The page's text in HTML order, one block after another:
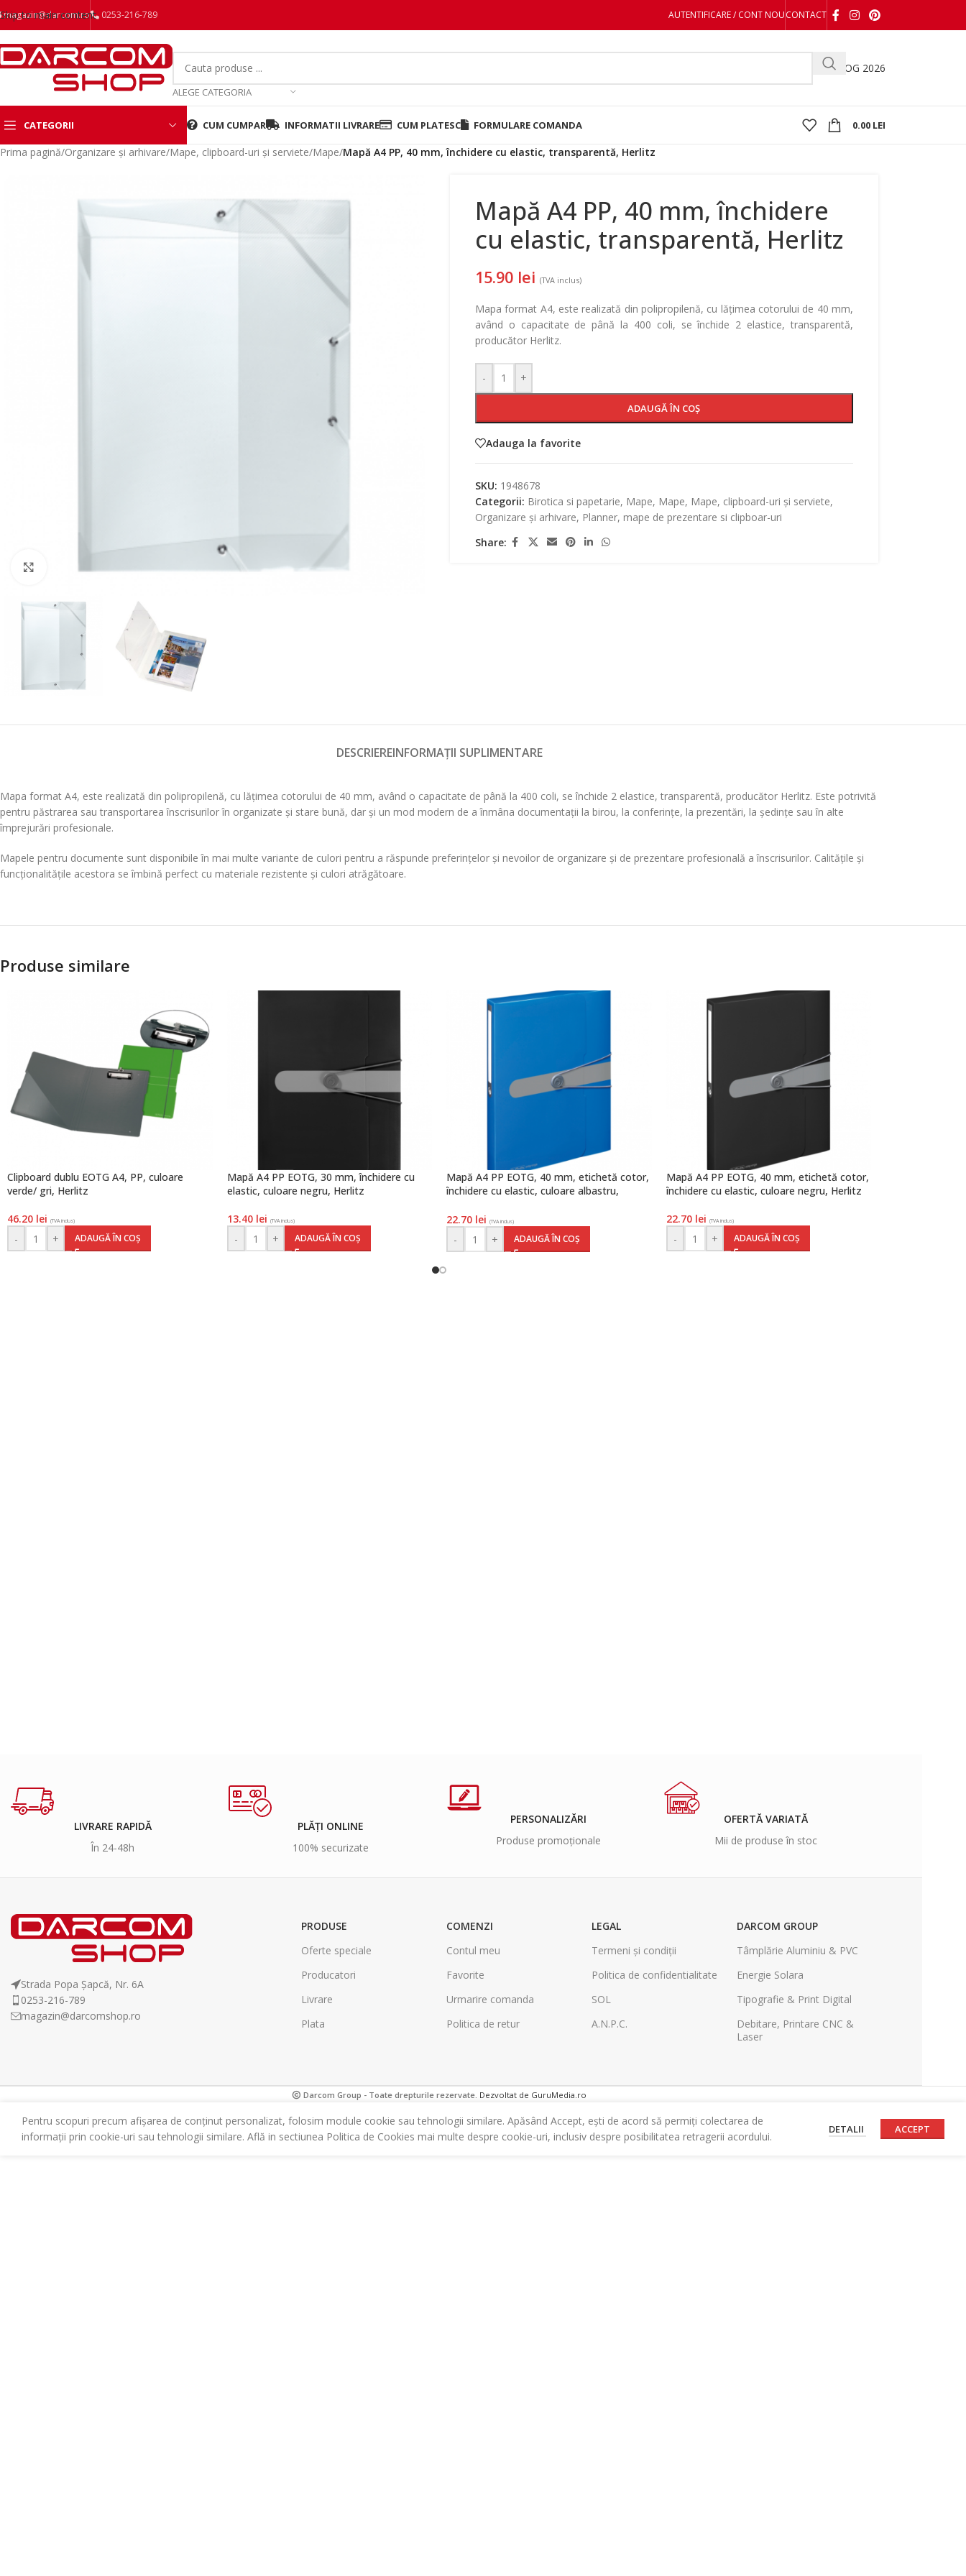
Skip to main content
magazin@darcom.ro 0253-216-789 AUTENTIFICARE / CONT NOUCONTACT
ALEGE CATEGORIA
CATALOG 2026
CATEGORII CUM CUMPAR INFORMATII LIVRARE CUM PLATESC FORMULARE COMANDA 0.00 LEI
Prima pagină/Organizare și arhivare/Mape, clipboard-uri și serviete/Mape/Mapă A4 PP, 40 mm, închidere cu elastic, transparentă, Herlitz
Mapă A4 PP, 40 mm, închidere
cu elastic, transparentă, Herlitz
15.90 lei (TVA inclus)
Mapa format A4, este realizată din polipropilenă, cu lățimea cotorului de 40 mm,
având o capacitate de până la 400 coli, se închide 2 elastice, transparentă,
producător Herlitz.
- +
ADAUGĂ ÎN COȘ
Adauga la favorite
SKU: 1948678
Categorii: Birotica si papetarie, Mape, Mape, Mape, clipboard-uri și serviete,
Organizare și arhivare, Planner, mape de prezentare si clipboar-uri
Share:
DESCRIEREINFORMAȚII SUPLIMENTARE
Mapa format A4, este realizată din polipropilenă, cu lățimea cotorului de 40 mm, având o capacitate de până la 400 coli, se închide 2 elastice, transparentă, producător Herlitz. Este potrivită
pentru păstrarea sau transportarea înscrisurilor în organizate și stare bună, dar și un mod modern de a înmâna documentații la birou, la conferințe, la prezentări, la ședințe sau în alte
împrejurări profesionale.
Mapele pentru documente sunt disponibile în mai multe variante de culori pentru a răspunde preferințelor și nevoilor de organizare și de prezentare profesională a înscrisurilor. Calitățile și
funcționalitățile acestora se îmbină perfect cu materiale rezistente și culori atrăgătoare.
Produse similare
Clipboard dublu EOTG A4, PP, culoare
verde/ gri, Herlitz
46.20 lei (TVA inclus)
- + ADAUGĂ ÎN COȘ
Mapă A4 PP EOTG, 30 mm, închidere cu
elastic, culoare negru, Herlitz
13.40 lei (TVA inclus)
- + ADAUGĂ ÎN COȘ
Mapă A4 PP EOTG, 40 mm, etichetă cotor,
închidere cu elastic, culoare albastru,
22.70 lei (TVA inclus)
- + ADAUGĂ ÎN COȘ
Mapă A4 PP EOTG, 40 mm, etichetă cotor,
închidere cu elastic, culoare negru, Herlitz
22.70 lei (TVA inclus)
- + ADAUGĂ ÎN COȘ
LIVRARE RAPIDĂ
În 24-48h
PLĂȚI ONLINE
100% securizate
PERSONALIZĂRI
Produse promoționale
OFERTĂ VARIATĂ
Mii de produse în stoc
Strada Popa Șapcă, Nr. 6A
0253-216-789
magazin@darcomshop.ro
PRODUSE
Oferte speciale
Producatori
Livrare
Plata
COMENZI
Contul meu
Favorite
Urmarire comanda
Politica de retur
LEGAL
Termeni și condiții
Politica de confidentialitate
SOL
A.N.P.C.
DARCOM GROUP
Tâmplărie Aluminiu & PVC
Energie Solara
Tipografie & Print Digital
Debitare, Printare CNC &
Laser
Darcom Group - Toate drepturile rezervate. Dezvoltat de GuruMedia.ro
Pentru scopuri precum afișarea de conținut personalizat, folosim module cookie sau tehnologii similare. Apăsând Accept, ești de acord să permiți colectarea de
informații prin cookie-uri sau tehnologii similare. Află in sectiunea Politica de Cookies mai multe despre cookie-uri, inclusiv despre posibilitatea retragerii acordului.
DETALII ACCEPT